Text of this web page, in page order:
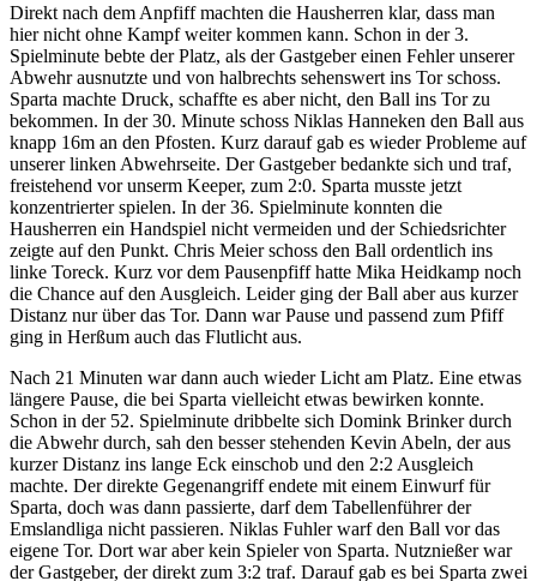
Direkt nach dem Anpfiff machten die Hausherren klar, dass man
hier nicht ohne Kampf weiter kommen kann. Schon in der 3.
Spielminute bebte der Platz, als der Gastgeber einen Fehler unserer
Abwehr ausnutzte und von halbrechts sehenswert ins Tor schoss.
Sparta machte Druck, schaffte es aber nicht, den Ball ins Tor zu
bekommen. In der 30. Minute schoss Niklas Hanneken den Ball aus
knapp 16m an den Pfosten. Kurz darauf gab es wieder Probleme auf
unserer linken Abwehrseite. Der Gastgeber bedankte sich und traf,
freistehend vor unserm Keeper, zum 2:0. Sparta musste jetzt
konzentrierter spielen. In der 36. Spielminute konnten die
Hausherren ein Handspiel nicht vermeiden und der Schiedsrichter
zeigte auf den Punkt. Chris Meier schoss den Ball ordentlich ins
linke Toreck. Kurz vor dem Pausenpfiff hatte Mika Heidkamp noch
die Chance auf den Ausgleich. Leider ging der Ball aber aus kurzer
Distanz nur über das Tor. Dann war Pause und passend zum Pfiff
ging in Herßum auch das Flutlicht aus.
Nach 21 Minuten war dann auch wieder Licht am Platz. Eine etwas
längere Pause, die bei Sparta vielleicht etwas bewirken konnte.
Schon in der 52. Spielminute dribbelte sich Domink Brinker durch
die Abwehr durch, sah den besser stehenden Kevin Abeln, der aus
kurzer Distanz ins lange Eck einschob und den 2:2 Ausgleich
machte. Der direkte Gegenangriff endete mit einem Einwurf für
Sparta, doch was dann passierte, darf dem Tabellenführer der
Emslandliga nicht passieren. Niklas Fuhler warf den Ball vor das
eigene Tor. Dort war aber kein Spieler von Sparta. Nutznießer war
der Gastgeber, der direkt zum 3:2 traf. Darauf gab es bei Sparta zwei